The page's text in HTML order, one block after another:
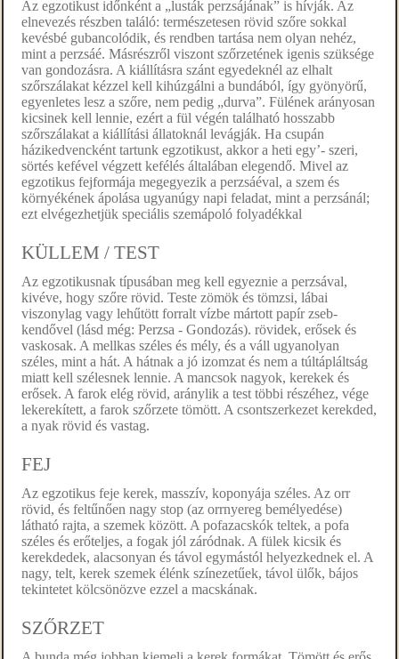
Az egzotikust időnként a „lusták perzsájának” is hívják. Az
elnevezés részben találó: természetesen rövid szőre sokkal
kevésbé gubancolódik, és rendben tartása nem olyan nehéz,
mint a perzsáé. Másrészről viszont szőrzetének igenis szüksége
van gondozásra. A kiállításra szánt egyedeknél az elhalt
szőrszálakat kézzel kell kihúzgálni a bundából, így gyönyörű,
egyenletes lesz a szőre, nem pedig „durva”. Fülének arányosan
kicsinek kell lennie, ezért a fül végén található hosszabb
szőrszálakat a kiállítási állatoknál levágják. Ha csupán
házikedvencként tartunk egzotikust, akkor a heti egy’- szeri,
sörtés kefével végzett kefélés általában elegendő. Mivel az
egzotikus fejformája megegyezik a perzsáéval, a szem és
környékének ápolása ugyanúgy napi feladat, mint a perzsánál;
ezt elvégezhetjük speciális szemápoló folyadékkal
KÜLLEM / TEST
Az egzotikusnak típusában meg kell egyeznie a perzsával,
kivéve, hogy szőre rövid. Teste zömök és tömzsi, lábai
viszonylag vagy lehűtött forralt vízbe mártott papír zseb-
kendővel (lásd még: Perzsa - Gondozás). rövidek, erősek és
vaskosak. A mellkas széles és mély, és a váll ugyanolyan
széles, mint a hát. A hátnak a jó izomzat és nem a túltápláltság
miatt kell szélesnek lennie. A mancsok nagyok, kerekek és
erősek. A farok elég rövid, aránylik a test többi részéhez, vége
lekerekített, a farok szőrzete tömött. A csontszerkezet kerekded,
a nyak rövid és vastag.
FEJ
Az egzotikus feje kerek, masszív, koponyája széles. Az orr
rövid, és feltűnően nagy stop (az orrnyereg bemélyedése)
látható rajta, a szemek között. A pofazacskók teltek, a pofa
széles és erőteljes, a fogak jól záródnak. A fülek kicsik és
kerekdedek, alacsonyan és távol egymástól helyezkednek el. A
nagy, telt, kerek szemek élénk színezetűek, távol ülők, bájos
tekintetet kölcsönözve ezzel a macskának.
SZŐRZET